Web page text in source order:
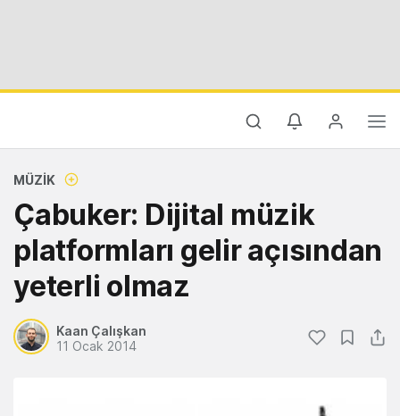
MÜZIK
Çabuker: Dijital müzik
platformları gelir açısından
yeterli olmaz
Kaan Çalışkan
11 Ocak 2014